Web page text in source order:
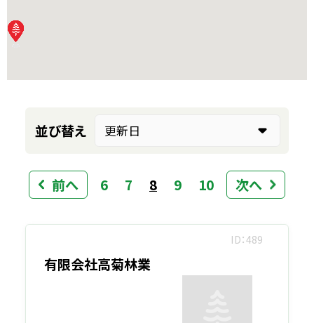
並び替え
前へ 6 7 8 9 10 次へ
ID 489
有限会社高菊林業